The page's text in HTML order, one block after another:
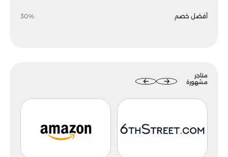
أفضل خصم 30%
متاجر
مشهورة